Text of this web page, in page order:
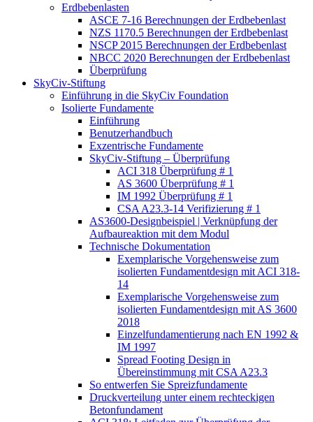
Erdbebenlasten
ASCE 7-16 Berechnungen der Erdbebenlast
NZS 1170.5 Berechnungen der Erdbebenlast
NSCP 2015 Berechnungen der Erdbebenlast
NBCC 2020 Berechnungen der Erdbebenlast
Überprüfung
SkyCiv-Stiftung
Einführung in die SkyCiv Foundation
Isolierte Fundamente
Einführung
Benutzerhandbuch
Exzentrische Fundamente
SkyCiv-Stiftung – Überprüfung
ACI 318 Überprüfung # 1
AS 3600 Überprüfung # 1
IM 1992 Überprüfung # 1
CSA A23.3-14 Verifizierung # 1
AS3600-Designbeispiel | Verknüpfung der
Aufbaureaktion mit dem Modul
Technische Dokumentation
Exemplarische Vorgehensweise zum
isolierten Fundamentdesign mit ACI 318-
14
Exemplarische Vorgehensweise zum
isolierten Fundamentdesign mit AS 3600
2018
Einzelfundamentierung nach EN 1992 &
IM 1997
Spread Footing Design in
Übereinstimmung mit CSA A23.3
So entwerfen Sie Spreizfundamente
Druckverteilung unter einem rechteckigen
Betonfundament